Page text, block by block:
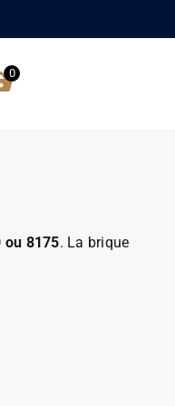
0
ou 8175. La brique